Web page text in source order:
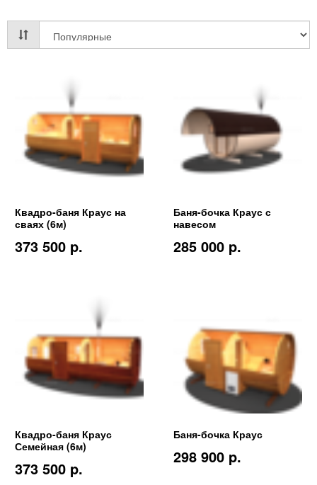
Квадро-баня Краус на
сваях (6м)
373 500 p.
Баня-бочка Краус с
навесом
285 000 p.
Квадро-баня Краус
Семейная (6м)
373 500 p.
Баня-бочка Краус
298 900 p.